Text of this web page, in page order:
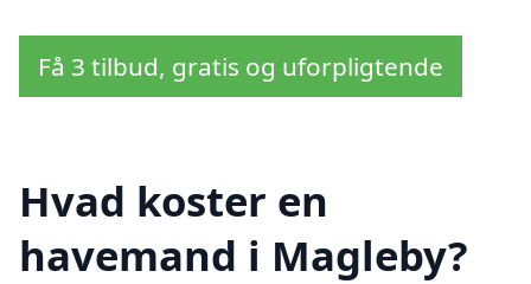
Få 3 tilbud, gratis og uforpligtende
Hvad koster en
havemand i Magleby?